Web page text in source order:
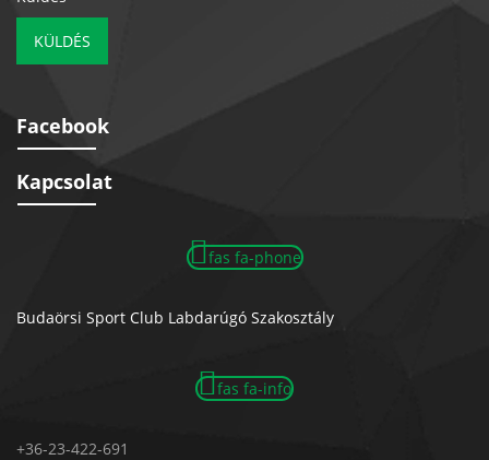
KÜLDÉS
Facebook
Kapcsolat
fas fa-phone
Budaörsi Sport Club Labdarúgó Szakosztály
fas fa-info
+36-23-422-691